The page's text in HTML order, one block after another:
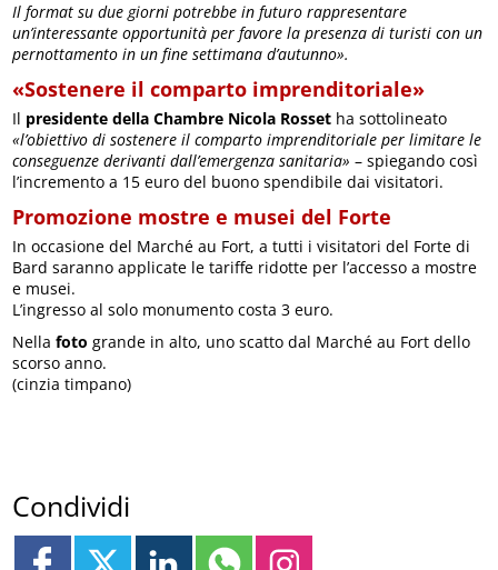
Il format su due giorni potrebbe in futuro rappresentare
un’interessante opportunità per favore la presenza di turisti con un
pernottamento in un fine settimana d’autunno».
«Sostenere il comparto imprenditoriale»
Il presidente della Chambre Nicola Rosset ha sottolineato
«l’obiettivo di sostenere il comparto imprenditoriale per limitare le
conseguenze derivanti dall’emergenza sanitaria» – spiegando così
l’incremento a 15 euro del buono spendibile dai visitatori.
Promozione mostre e musei del Forte
In occasione del Marché au Fort, a tutti i visitatori del Forte di
Bard saranno applicate le tariffe ridotte per l’accesso a mostre
e musei.
L’ingresso al solo monumento costa 3 euro.
Nella foto grande in alto, uno scatto dal Marché au Fort dello
scorso anno.
(cinzia timpano)
Condividi